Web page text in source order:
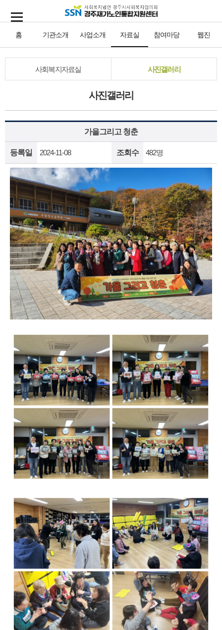
홈 기관소개 사업소개 자료실 참여마당 웹진
사회복지자료실 사진갤러리
사진갤러리
가을그리고 청춘
등록일 2024-11-08 조회수 482명